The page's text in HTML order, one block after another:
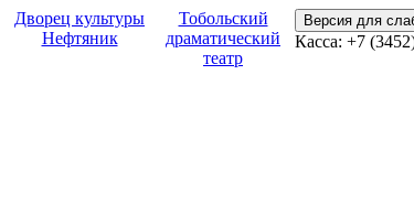
Дворец культуры
Нефтяник
Тобольский
драматический
театр
Версия для
Касса: +7